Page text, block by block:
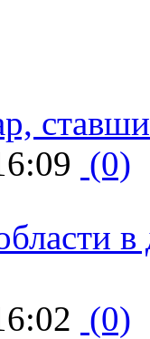
(0)
в
(0)